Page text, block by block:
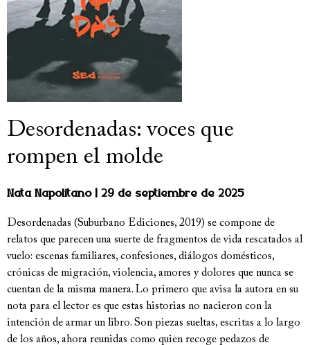
Desordenadas: voces que
rompen el molde
Nata Napolitano 29 de septiembre de 2025
Desordenadas (Suburbano Ediciones, 2019) se compone de
relatos que parecen una suerte de fragmentos de vida rescatados al
vuelo: escenas familiares, confesiones, diálogos domésticos,
crónicas de migración, violencia, amores y dolores que nunca se
cuentan de la misma manera. Lo primero que avisa la autora en su
nota para el lector es que estas historias no nacieron con la
intención de armar un libro. Son piezas sueltas, escritas a lo largo
de los años, ahora reunidas como quien recoge pedazos de